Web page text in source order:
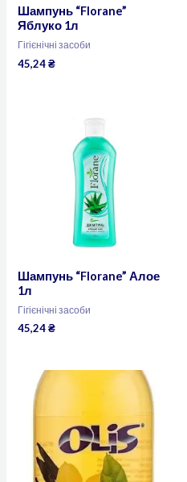
Шампунь “Florane”
Яблуко 1л
Гігієнічні засоби
45,24₴
Шампунь “Florane” Алое
1л
Гігієнічні засоби
45,24₴